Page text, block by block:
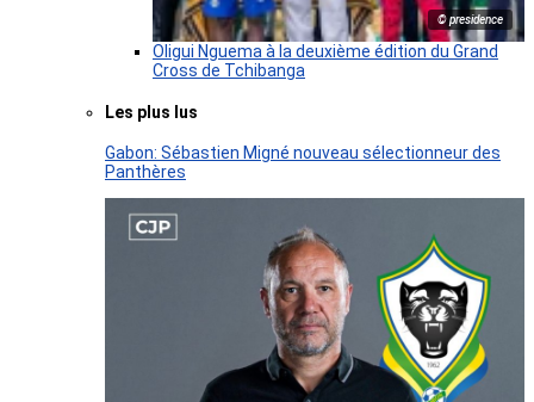
© presidence
Oligui Nguema à la deuxième édition du Grand
Cross de Tchibanga
Les plus lus
Gabon: Sébastien Migné nouveau sélectionneur des
Panthères